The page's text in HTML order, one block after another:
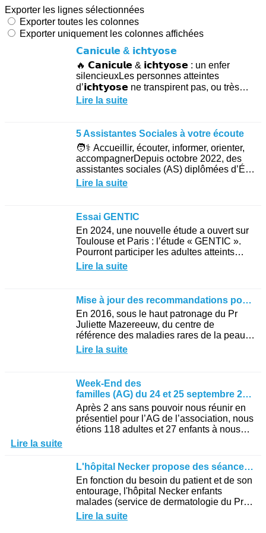
Exporter les lignes sélectionnées
Exporter toutes les colonnes
Exporter uniquement les colonnes affichées
𝗖𝗮𝗻𝗶𝗰𝘂𝗹𝗲 & 𝗶𝗰𝗵𝘁𝘆𝗼𝘀𝗲
🔥 𝗖𝗮𝗻𝗶𝗰𝘂𝗹𝗲 & 𝗶𝗰𝗵𝘁𝘆𝗼𝘀𝗲 : un enfer
silencieuxLes personnes atteintes
d’𝗶𝗰𝗵𝘁𝘆𝗼𝘀𝗲 ne transpirent pas, ou très
peu…Résultat : quand les températures
Lire la suite
5 Assistantes Sociales à votre écoute
🧑⚕️ Accueillir, écouter, informer, orienter,
accompagnerDepuis octobre 2022, des
assistantes sociales (AS) diplômées d’État
sont officiellement disponibles à distance
pour les...
Lire la suite
Essai GENTIC
En 2024, une nouvelle étude a ouvert sur
Toulouse et Paris : l’étude « GENTIC ».
Pourront participer les adultes atteints
d’ichtyose héréditaire modérée à sévère,
causée par...
Lire la suite
Mise à jour des recommandations pour la prise en charge de l'ichtyose
En 2016, sous le haut patronage du Pr
Juliette Mazereeuw, du centre de
référence des maladies rares de la peau
de Toulouse, une réunion d’experts pour
établir des...
Lire la suite
Week-End des
familles (AG) du 24 et 25 septembre 2022 à Bordeaux
Après 2 ans sans pouvoir nous réunir en
présentiel pour l’AG de l’association, nous
étions 118 adultes et 27 enfants à nous
Lire la suite
L'hôpital Necker propose des séances d'ETP
En fonction du besoin du patient et de son
entourage, l'hôpital Necker enfants
malades (service de dermatologie du Pr
Bodemer) propose à la suite d'échange
personnalisé avec un...
Lire la suite